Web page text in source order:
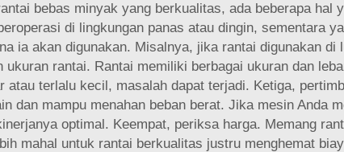
bebas minyak yang berkualitas, ada beberapa
di lingkungan panas atau dingin, sementara
ia akan digunakan. Misalnya, jika rantai digunakan
ukuran rantai. Rantai memiliki berbagai ukuran dan
atau terlalu kecil, masalah dapat terjadi. Ketiga,
dan mampu menahan beban berat. Jika mesin Anda
optimal. Keempat, periksa harga. Memang
mahal untuk rantai berkualitas justru menghemat